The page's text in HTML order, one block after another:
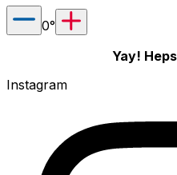
0°
Yay!
Instagram